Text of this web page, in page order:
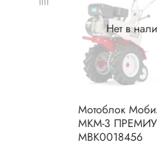
Нет в
Мотоблок
МКМ-3
MBK0018456